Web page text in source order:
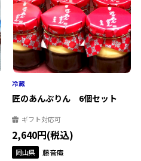
匠のあんぷりん 6個セット
ギフト対応可
2,640円(税込)
岡山県 藤音庵